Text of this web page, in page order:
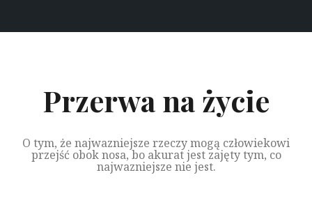
Przerwa na życie
O tym, że najwazniejsze rzeczy mogą człowiekowi
przejść obok nosa, bo akurat jest zajęty tym, co
najwazniejsze nie jest.